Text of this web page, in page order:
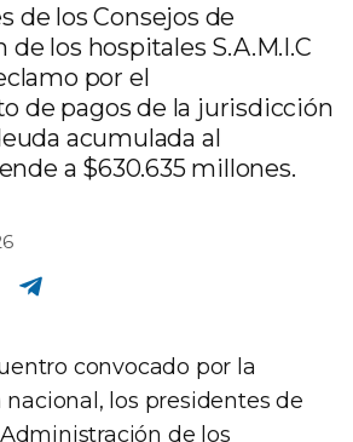
de los Consejos de
los hospitales S.A.M.I.C
por el
de pagos de la jurisdicción
acumulada al
a $630.635 millones.
convocado por la
los presidentes de
de los